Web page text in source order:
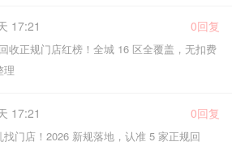
17:21 0回复
收正规门店红榜！全城 16 区全覆盖，无扣费
理
17:21 0回复
找门店！2026 新规落地，认准 5 家正规回